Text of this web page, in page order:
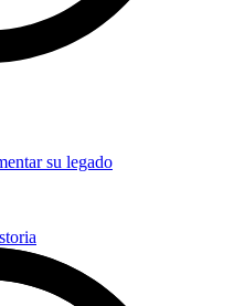
su legado